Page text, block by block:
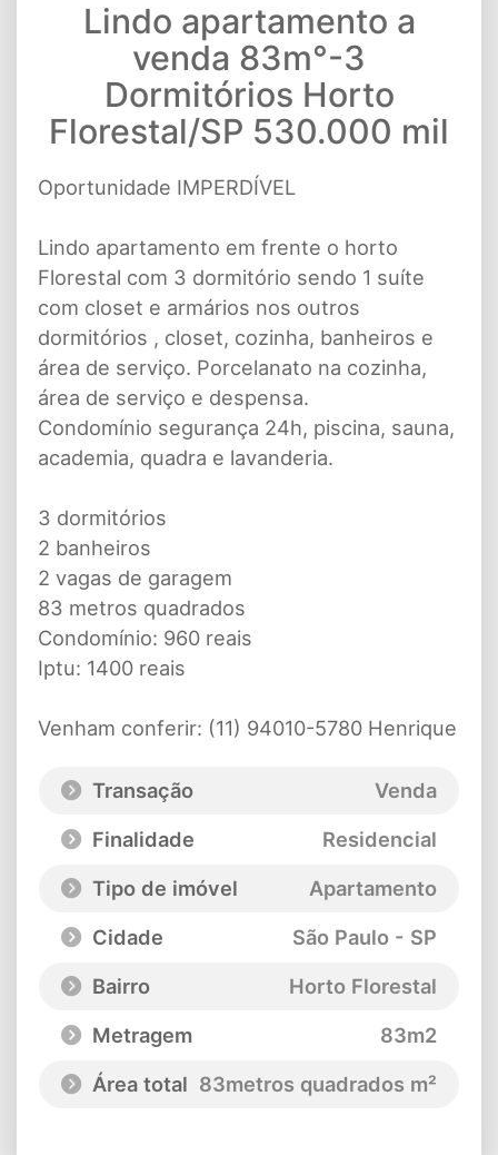
Lindo apartamento a
venda 83m°-3
Dormitórios Horto
Florestal/SP 530.000 mil
Oportunidade IMPERDÍVEL
Lindo apartamento em frente o horto
Florestal com 3 dormitório sendo 1 suíte
com closet e armários nos outros
dormitórios , closet, cozinha, banheiros e
área de serviço. Porcelanato na cozinha,
área de serviço e despensa.
Condomínio segurança 24h, piscina, sauna,
academia, quadra e lavanderia.
3 dormitórios
2 banheiros
2 vagas de garagem
83 metros quadrados
Condomínio: 960 reais
Iptu: 1400 reais
Venham conferir: (11) 94010-5780 Henrique
Transação
Venda
Finalidade
Residencial
Tipo de imóvel
Apartamento
Cidade
São Paulo - SP
Bairro
Horto Florestal
Metragem
83m2
Área total 83metros quadrados m²